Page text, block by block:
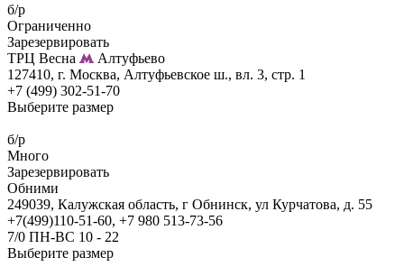
б/р
Ограниченно
Зарезервировать
ТРЦ Весна
Алтуфьево
127410, г. Москва, Алтуфьевское ш., вл. 3, стр. 1
+7 (499) 302-51-70
Выберите размер
б/р
Много
Зарезервировать
Обними
249039, Калужская область, г Обнинск, ул Курчатова, д. 55
+7(499)110-51-60, +7 980 513-73-56
7/0 ПН-ВС 10 - 22
Выберите размер